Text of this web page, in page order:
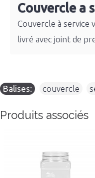
Couvercle a
Couvercle à service
livré avec joint de
Balises: couvercle
Produits associés